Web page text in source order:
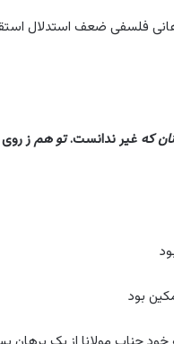
فلسفی ضعف استدلال
که غیر ندانست.تو همز
بود